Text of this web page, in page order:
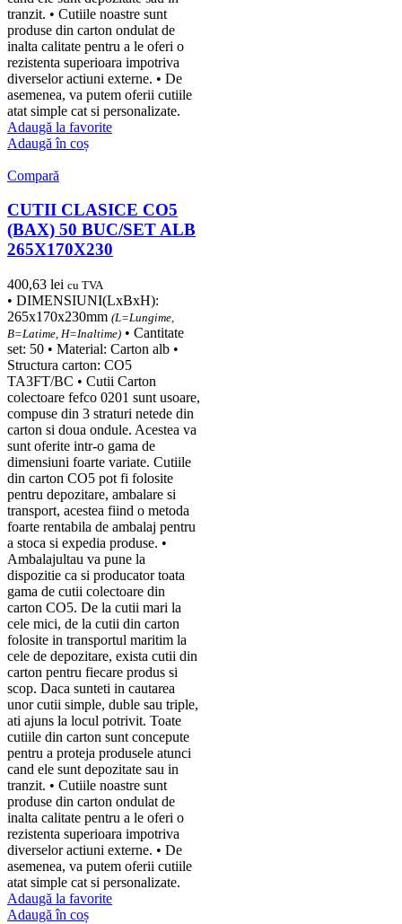
tranzit. • Cutiile noastre sunt
produse din carton ondulat de
inalta calitate pentru a le oferi o
rezistenta superioara impotriva
diverselor actiuni externe. • De
asemenea, va putem oferii cutiile
atat simple cat si personalizate.
Adaugă la favorite
Adaugă în coș
Compară
CUTII CLASICE CO5
(BAX) 50 BUC/SET ALB
265X170X230
400,63 lei cu TVA
• DIMENSIUNI(LxBxH):
265x170x230mm (L=Lungime,
B=Latime, H=Inaltime) • Cantitate
set: 50 • Material: Carton alb •
Structura carton: CO5
TA3FT/BC • Cutii Carton
colectoare fefco 0201 sunt usoare,
compuse din 3 straturi netede din
carton si doua ondule. Acestea va
sunt oferite intr-o gama de
dimensiuni foarte variate. Cutiile
din carton CO5 pot fi folosite
pentru depozitare, ambalare si
transport, acestea fiind o metoda
foarte rentabila de ambalaj pentru
a stoca si expedia produse. •
Ambalajultau va pune la
dispozitie ca si producator toata
gama de cutii colectoare din
carton CO5. De la cutii mari la
cele mici, de la cutii din carton
folosite in transportul maritim la
cele de depozitare, exista cutii din
carton pentru fiecare produs si
scop. Daca sunteti in cautarea
unor cutii simple, duble sau triple,
ati ajuns la locul potrivit. Toate
cutiile din carton sunt concepute
pentru a proteja produsele atunci
cand ele sunt depozitate sau in
tranzit. • Cutiile noastre sunt
produse din carton ondulat de
inalta calitate pentru a le oferi o
rezistenta superioara impotriva
diverselor actiuni externe. • De
asemenea, va putem oferii cutiile
atat simple cat si personalizate.
Adaugă la favorite
Adaugă în coș